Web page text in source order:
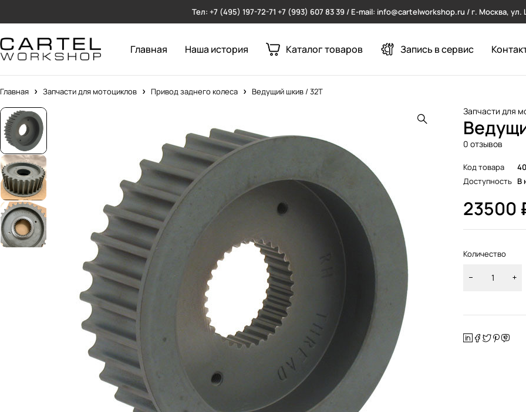
Тел: +7 (495) 197-72-71 +7 (993) 607 83 39 / E-mail: info@cartelworkshop.ru / г. Москва,
Главная Наша история Каталог товаров Запись в сервис
Главная Запчасти для мотоциклов Привод заднего колеса Ведущий шкив / 32T
Запчасти для
0 отзывов
Код товара
Доступность В
23500
Количество